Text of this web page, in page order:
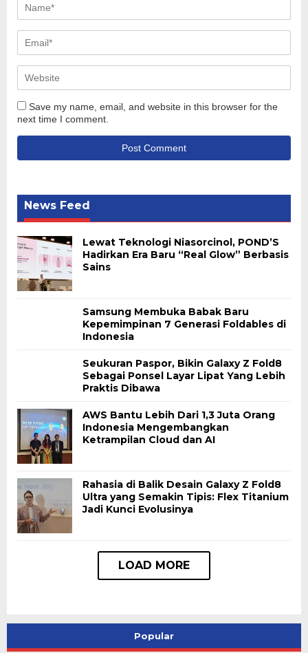
Save my name, email, and website in this browser for the
next time I comment.
News Feed
Lewat Teknologi Niasorcinol, POND’S
Hadirkan Era Baru “Real Glow” Berbasis
Sains
Samsung Membuka Babak Baru
Kepemimpinan 7 Generasi Foldables di
Indonesia
Seukuran Paspor, Bikin Galaxy Z Fold8
Sebagai Ponsel Layar Lipat Yang Lebih
Praktis Dibawa
AWS Bantu Lebih Dari 1,3 Juta Orang
Indonesia Mengembangkan
Ketrampilan Cloud dan AI
Rahasia di Balik Desain Galaxy Z Fold8
Ultra yang Semakin Tipis: Flex Titanium
Jadi Kunci Evolusinya
Popular